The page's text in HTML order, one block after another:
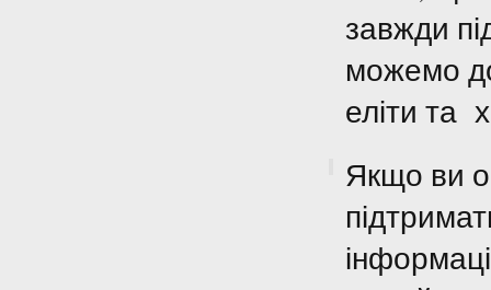
завжди
можемо
еліти та
Якщо ви